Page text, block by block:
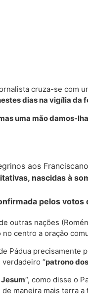
cruza-se com
dias na vigília da
uma mão damos-
aos
nascidas à
pelos votos
outras nações
centro a oração
Pádua
“patrono
“, como disse o
maneira mais